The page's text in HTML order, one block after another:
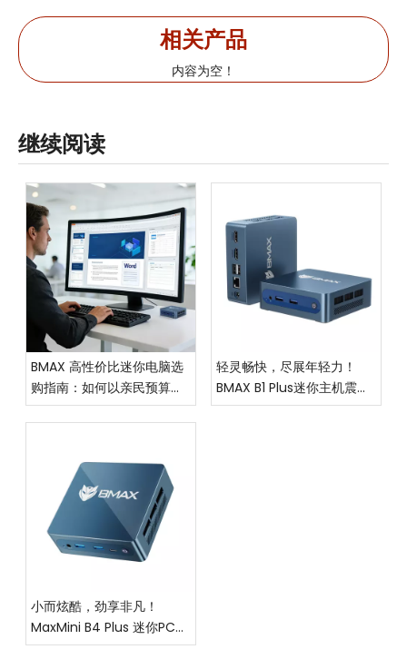
相关产品
内容为空！
继续阅读
BMAX 高性价比迷你电脑选
购指南：如何以亲民预算，
拿下优质体验？
轻灵畅快，尽展年轻力！
BMAX B1 Plus迷你主机震撼
上市，重塑高效生活新范式
小而炫酷，劲享非凡！
MaxMini B4 Plus 迷你PC震
撼上市，让高效与你随行！